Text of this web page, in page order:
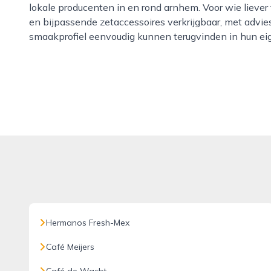
lokale producenten in en rond arnhem. Voor wie
en bijpassende zetaccessoires verkrijgbaar, met
smaakprofiel eenvoudig kunnen terugvinden in hun
Hermanos Fresh-Mex
Café Meijers